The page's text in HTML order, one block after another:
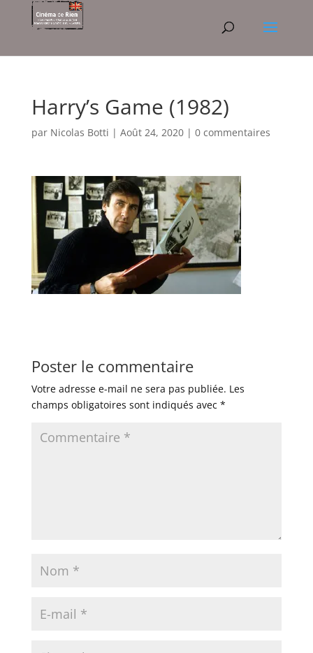
Harry’s Game (1982)
par Nicolas Botti | Août 24, 2020| 0 commentaires
Poster le commentaire
Votre adresse e-mail ne sera pas publiée. Les
champs obligatoires sont indiqués avec *